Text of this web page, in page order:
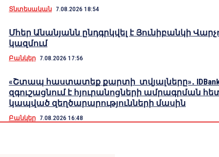
Տնտեսական 7.08.2026 18:54
Մհեր Անանյանն ընդգրկվել է Յունիբանկի
կազմում
Բանկեր 7.08.2026 17:56
«Շտապ հաստատեք քարտի տվյալները»․
զգուշացնում է հյուրանոցների ամրագրման
կապված զեղծարարությունների մասին
Բանկեր 7.08.2026 16:48